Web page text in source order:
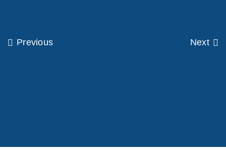
Previous Next